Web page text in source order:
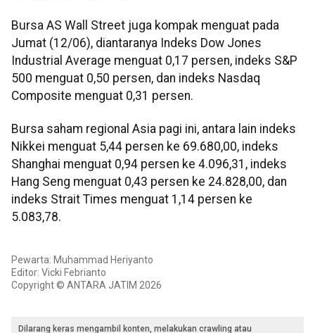
Bursa AS Wall Street juga kompak menguat pada
Jumat (12/06), diantaranya Indeks Dow Jones
Industrial Average menguat 0,17 persen, indeks S&P
500 menguat 0,50 persen, dan indeks Nasdaq
Composite menguat 0,31 persen.
Bursa saham regional Asia pagi ini, antara lain indeks
Nikkei menguat 5,44 persen ke 69.680,00, indeks
Shanghai menguat 0,94 persen ke 4.096,31, indeks
Hang Seng menguat 0,43 persen ke 24.828,00, dan
indeks Strait Times menguat 1,14 persen ke
5.083,78.
Pewarta: Muhammad Heriyanto
Editor: Vicki Febrianto
Copyright © ANTARA JATIM 2026
Dilarang keras mengambil konten, melakukan crawling atau